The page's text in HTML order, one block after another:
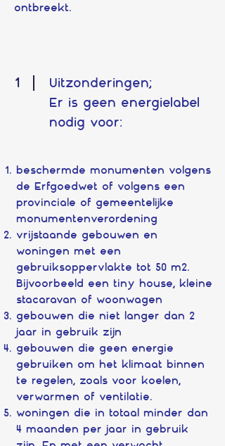
ontbreekt.
1
Uitzonderingen;
Er is geen energielabel
nodig voor:
beschermde monumenten volgens
de Erfgoedwet of volgens een
provinciale of gemeentelijke
monumentenverordening
vrijstaande gebouwen en
woningen met een
gebruiksoppervlakte tot 50 m2.
Bijvoorbeeld een tiny house, kleine
stacaravan of woonwagen
gebouwen die niet langer dan 2
jaar in gebruik zijn
gebouwen die geen energie
gebruiken om het klimaat binnen
te regelen, zoals voor koelen,
verwarmen of ventilatie.
woningen die in totaal minder dan
4 maanden per jaar in gebruik